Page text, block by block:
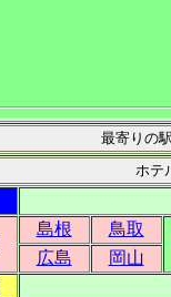
島根
鳥取
広島
岡山